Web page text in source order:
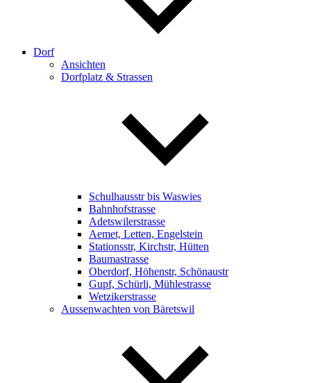
Dorf
Ansichten
Dorfplatz & Strassen
Schulhausstr bis Waswies
Bahnhofstrasse
Adetswilerstrasse
Aemet, Letten, Engelstein
Stationsstr, Kirchstr, Hütten
Baumastrasse
Oberdorf, Höhenstr, Schönaustr
Gupf, Schürli, Mühlestrasse
Wetzikerstrasse
Aussenwachten von Bäretswil